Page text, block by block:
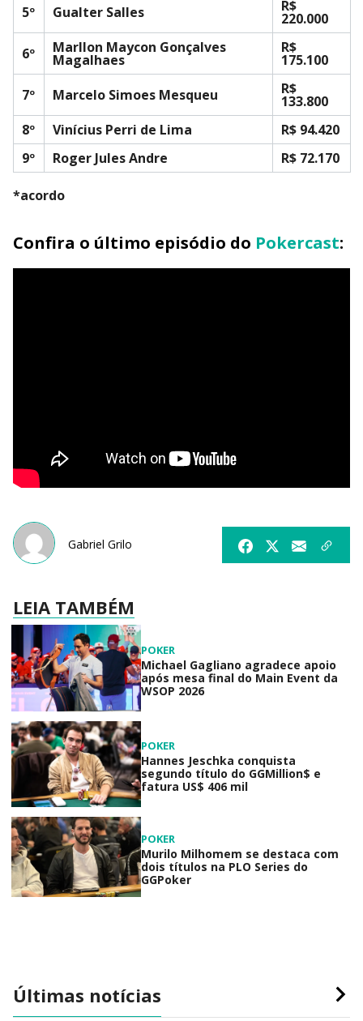
5º Gualter Salles R$
220.000
6º
Marllon Maycon Gonçalves
Magalhaes
R$
175.100
7º
Marcelo Simoes Mesqueu R$
133.800
8º
Vinícius Perri de Lima
R$ 94.420
9º
Roger Jules Andre R$ 72.170
*acordo
Confira o último episódio do Pokercast:
Gabriel Grilo
LEIA TAMBÉM
POKER
Michael Gagliano agradece apoio
após mesa final do Main Event da
WSOP 2026
POKER
Hannes Jeschka conquista
segundo título do GGMillion$ e
fatura US$ 406 mil
POKER
Murilo Milhomem se destaca com
dois títulos na PLO Series do
GGPoker
Últimas notícias